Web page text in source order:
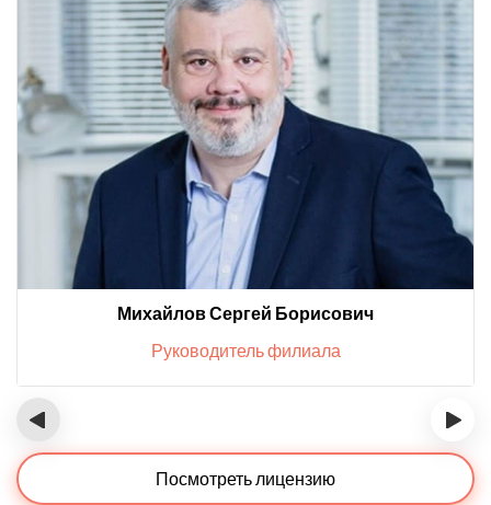
Михайлов Сергей Борисович
Руководитель филиала
‹ ›
Посмотреть лицензию